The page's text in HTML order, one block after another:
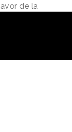
de la
27 de abril. El